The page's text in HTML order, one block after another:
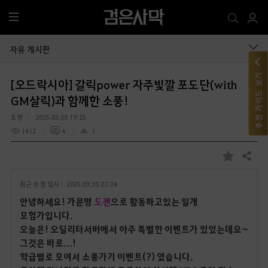
전
체
메
자유 게시판
[오드락시아] 갈릭power 자주빛깔 포도단(with
GM살릭)과 함께한 소풍!
도젠
2025.03.30 19:25
1412
4 1
즐
공유하기
최근 수정 일시 : 2025.03.30 21:24
안녕하세요! 가문명 도젠으로 활동하고있는 일개
모험가입니다.
오늘은! 오딜리타서버에서 아주 특별한 이벤트가 있었는데요~
그것은 바로...!
학급별로 모여서 소풍가기 이벤트(?) 였습니다.
추천 가이드 보기